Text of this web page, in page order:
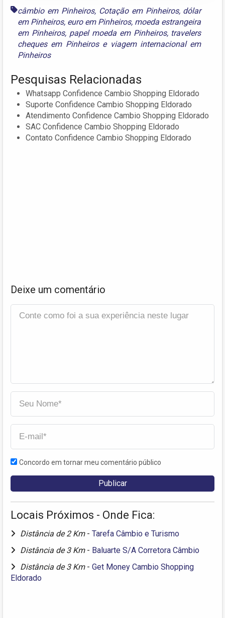
câmbio em Pinheiros, Cotação em Pinheiros, dólar
em Pinheiros, euro em Pinheiros, moeda estrangeira
em Pinheiros, papel moeda em Pinheiros, travelers
cheques em Pinheirose viagem internacional em
Pinheiros
Pesquisas Relacionadas
Whatsapp Confidence Cambio Shopping Eldorado
Suporte Confidence Cambio Shopping Eldorado
Atendimento Confidence Cambio Shopping Eldorado
SAC Confidence Cambio Shopping Eldorado
Contato Confidence Cambio Shopping Eldorado
Deixe um comentário
Concordo em tornar meu comentário público
Locais Próximos - Onde Fica:
Distância de 2 Km - Tarefa Câmbio e Turismo
Distância de 3 Km - Baluarte S/A Corretora Câmbio
Distância de 3 Km - Get Money Cambio Shopping
Eldorado